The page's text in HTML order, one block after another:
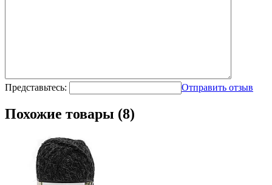
Представьтесь: Отправить отзыв
Похожие товары (8)